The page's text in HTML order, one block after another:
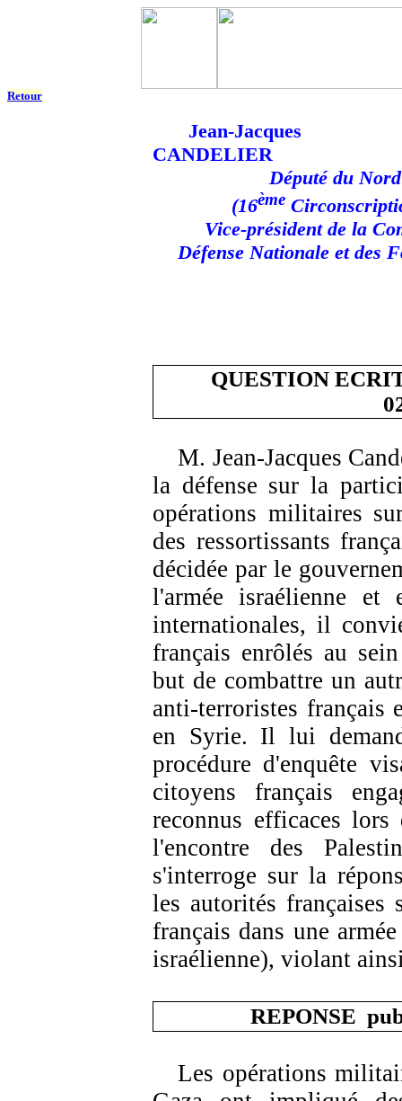
Retour
Jean-Jacques
CANDELIER
Député du Nord
(16ème
Vice-président de la
Défense Nationale et des
QUESTION
M. Jean-Jacques
la défense sur la
opérations militaires
des ressortissants
décidée par le
l'armée israélienne
internationales, il
français enrôlés au
but de combattre un
anti-terroristes français
en Syrie. Il lui
procédure d'enquête
citoyens français
reconnus efficaces lors
l'encontre des
s'interroge sur la
les autorités
français dans une
israélienne), violant
REPONSE
Les opérations